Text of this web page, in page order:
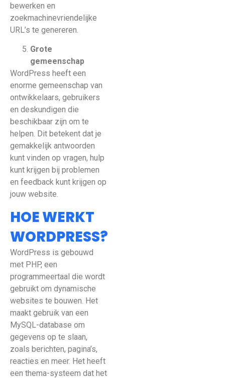
bewerken en
zoekmachinevriendelijke
URL’s te genereren.
Grote
gemeenschap
WordPress heeft een
enorme gemeenschap van
ontwikkelaars, gebruikers
en deskundigen die
beschikbaar zijn om te
helpen. Dit betekent dat je
gemakkelijk antwoorden
kunt vinden op vragen, hulp
kunt krijgen bij problemen
en feedback kunt krijgen op
jouw website.
HOE WERKT
WORDPRESS?
WordPress is gebouwd
met PHP, een
programmeertaal die wordt
gebruikt om dynamische
websites te bouwen. Het
maakt gebruik van een
MySQL-database om
gegevens op te slaan,
zoals berichten, pagina’s,
reacties en meer. Het heeft
een thema-systeem dat het